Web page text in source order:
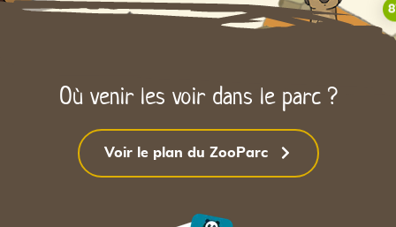
Où venir les voir dans le parc ?
Voir le plan du ZooParc